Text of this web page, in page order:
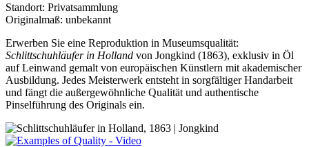
Standort: Privatsammlung
Originalmaß: unbekannt
Erwerben Sie eine Reproduktion in Museumsqualität:
Schlittschuhläufer in Holland von Jongkind (1863), exklusiv in Öl
auf Leinwand gemalt von europäischen Künstlern mit akademischer
Ausbildung. Jedes Meisterwerk entsteht in sorgfältiger Handarbeit
und fängt die außergewöhnliche Qualität und authentische
Pinselführung des Originals ein.